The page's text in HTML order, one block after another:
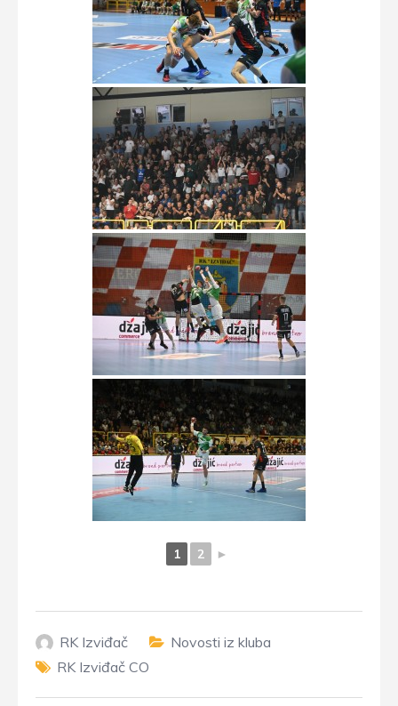
1 2 ►
RK Izviđač
Novosti iz kluba
RK Izviđač CO